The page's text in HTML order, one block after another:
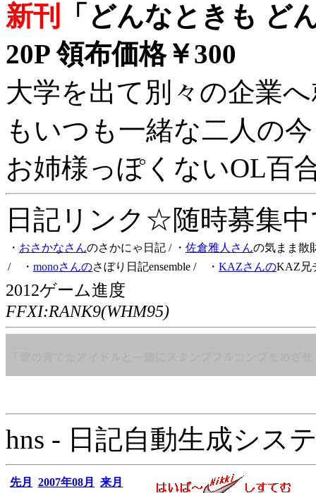
新刊
「どんなときも ど
20P 領布価格￥300
大学を出て別々の企業
もいつも一緒な二人の
お姉様っぽくないOL百
日記リンク☆随時募集
・ おさかなさんのさかにゃ日記 / ・ 佐倉雅人さんの気まま散
/ ・ monoさんのさぼり日記ensemble / ・ KAZさんのKAZ兄
2012ゲーム進度
FFXI:RANK9(WHM95)
hns - 日記自動生成シス
先月 2007年08月
来月